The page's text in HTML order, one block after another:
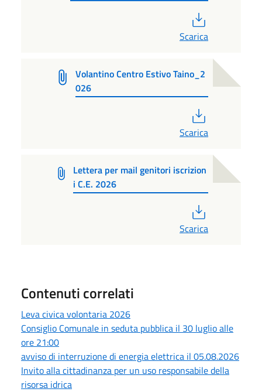
Scarica
Volantino Centro Estivo Taino_2
026
Scarica
Lettera per mail genitori iscrizion
i C.E. 2026
Scarica
Contenuti correlati
Leva civica volontaria 2026
Consiglio Comunale in seduta pubblica il 30 luglio alle
ore 21:00
avviso di interruzione di energia elettrica il 05.08.2026
Invito alla cittadinanza per un uso responsabile della
risorsa idrica